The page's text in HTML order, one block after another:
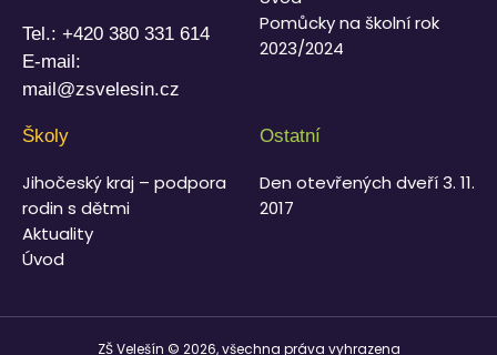
Tel.: +420 380 331 614
E-mail:
mail@zsvelesin.cz
Pomůcky na školní rok
2023/2024
Školy
Jihočeský kraj – podpora
rodin s dětmi
Aktuality
Úvod
Ostatní
Den otevřených dveří 3. 11.
2017
ZŠ Velešín © 2026, všechna práva vyhrazena